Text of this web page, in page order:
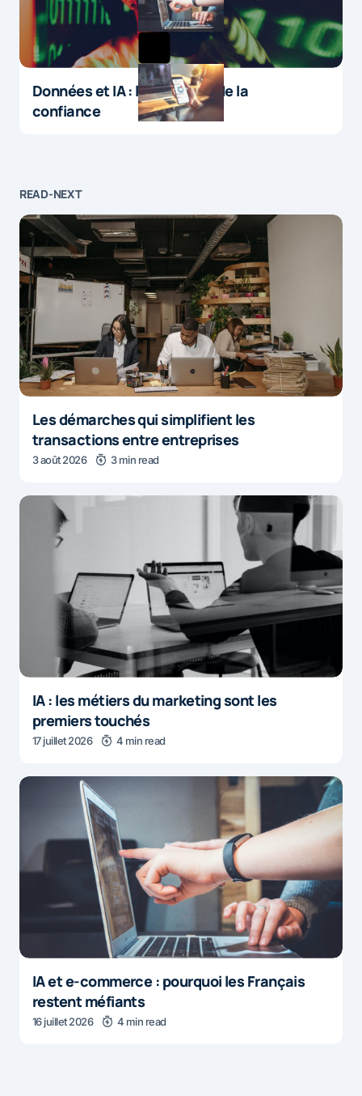
Données et IA : le paradoxe de la
confiance
READ-NEXT
Les démarches qui simplifient les
transactions entre entreprises
3 août 2026 3 min read
IA : les métiers du marketing sont les
premiers touchés
17 juillet 2026 4 min read
IA et e-commerce : pourquoi les Français
restent méfiants
16 juillet 2026 4 min read